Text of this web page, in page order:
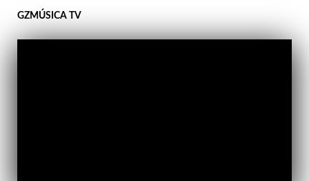
GZMÚSICA TV